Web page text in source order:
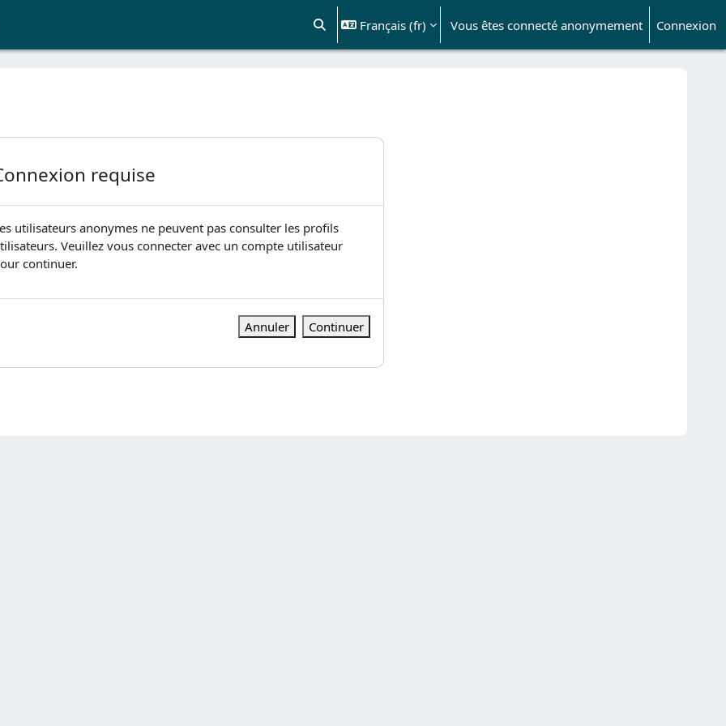
Activer/désactiver la saisie de recherche
Français ‎(fr)‎ Vous êtes connecté anonymement Connexion
requise
utilisateurs anonymes ne peuvent pas consulter les profils
Veuillez vous connecter avec un compte utilisateur
continuer.
Annuler Continuer